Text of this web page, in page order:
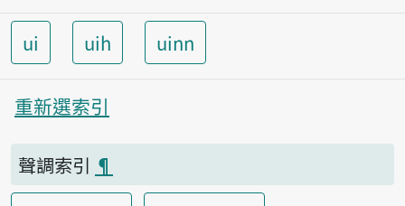
ui uih uinn
重新選索引
聲調索引 ¶